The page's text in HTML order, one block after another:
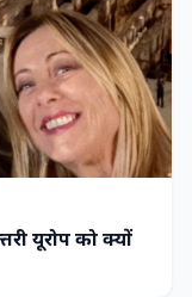
यूरोप को क्यों